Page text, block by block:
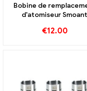
Bobine de
d'atomiseur Smoant
pièces/paquet vente
€12.00